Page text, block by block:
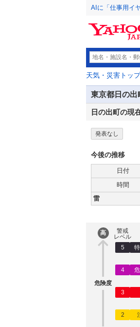
AIに「仕事用イ
天気・災害トップ
東京都日の出
日の出町の現
発表なし
今後の推移
日付
時間
雷
高
危険度
警戒
レベル
5
4
3
2